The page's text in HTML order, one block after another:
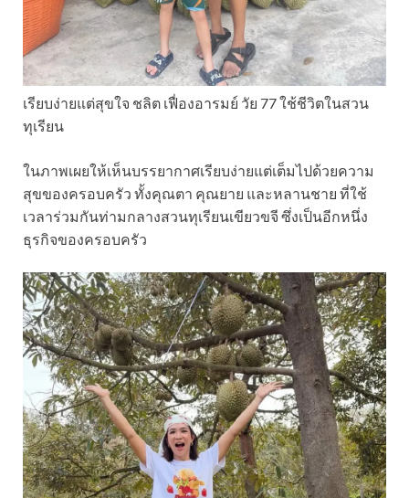
เรียบง่ายแต่สุขใจ ชลิต เฟื่องอารมย์ วัย 77 ใช้ชีวิตในสวน
ทุเรียน
ในภาพเผยให้เห็นบรรยากาศเรียบง่ายแต่เต็มไปด้วยความ
สุขของครอบครัว ทั้งคุณตา คุณยาย และหลานชาย ที่ใช้
เวลาร่วมกันท่ามกลางสวนทุเรียนเขียวขจี ซึ่งเป็นอีกหนึ่ง
ธุรกิจของครอบครัว